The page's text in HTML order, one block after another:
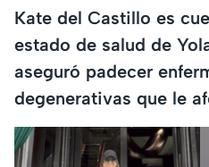
Kate del Castillo es
estado de salud de
aseguró padecer
degenerativas que le